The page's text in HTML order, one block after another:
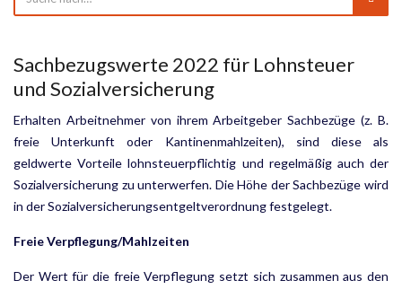
Sachbezugswerte 2022 für Lohnsteuer
und Sozialversicherung
Erhalten Arbeitnehmer von ihrem Arbeitgeber Sachbezüge (z. B.
freie Unterkunft oder Kantinenmahlzeiten), sind diese als
geldwerte Vorteile lohnsteuerpflichtig und regelmäßig auch der
Sozialversicherung zu unter­werfen. Die Höhe der Sachbezüge wird
in der Sozialversicherungsentgeltverordnung festgelegt.
Freie Verpflegung/Mahlzeiten
Der Wert für die freie Verpflegung setzt sich zusammen aus den